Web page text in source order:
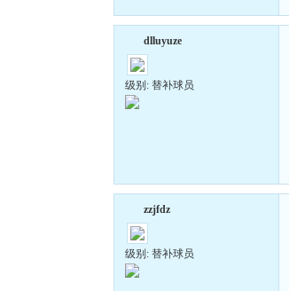
dlluyuze
级别: 替补球员
zzjfdz
级别: 替补球员